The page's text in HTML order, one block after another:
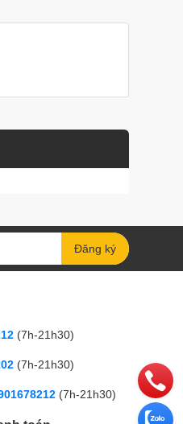
Đăng ký
(7h-21h30)
(7h-21h30)
(7h-21h30)